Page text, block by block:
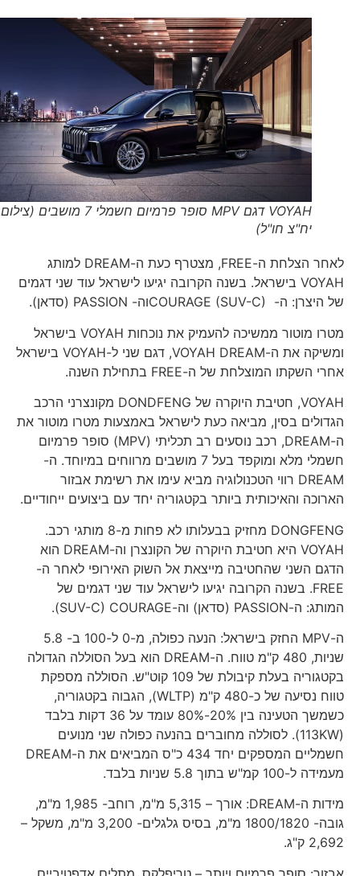
VOYAH דגם MPV סופר פרמיום חשמלי 7 מושבים (צילום
יח"צ חו"ל)
לאחר הצלחת ה-FREE, מצטרף כעת ה-DREAM למותג
VOYAH בישראל. בשנה הקרובה יגיעו לישראל עוד שני דגמים
של היצרן: ה- COURAGE (SUV-C)וה- PASSION (סדאן).
מטרו מוטור ממשיכה להעמיק את נוכחות VOYAH בישראל
ומשיקה את ה-VOYAH DREAM, דגם שני ל-VOYAH בישראל
אחרי השקתו המוצלחת של ה-FREE בתחילת השנה.
VOYAH, חטיבת היוקרה של DONDFENG מקונצרני הרכב
הגדולים בסין, מביאה כעת לישראל באמצעות מטרו מוטור את
ה-DREAM, רכב נוסעים רב תכליתי (MPV) סופר פרמיום
חשמלי מלא ומוקפד בעל 7 מושבים מרווחים במיוחד. ה-
DREAM רווי הטכנולוגיה מביא עימו את רשימת אבזור
הארוכה והאיכותית ביותר בקטגוריה יחד עם ביצועים ייחודיים.
DONGFENG מחזיק בבעלותו לא פחות מ-8 מותגי רכב.
VOYAH היא חטיבת היוקרה של הקונצרן וה-DREAM הוא
הדגם השני שהחטיבה מייצאת אל השוק האירופי לאחר ה-
FREE. בשנה הקרובה יגיעו לישראל עוד שני דגמים של
המותג: ה-PASSION (סדאן) וה-SUV-C) COURAGE).
ה-MPV החזק בישראל: הנעה כפולה, מ-0 ל-100 ב- 5.8
שניות, 480 ק"מ טווח. ה-DREAM הוא בעל הסוללה הגדולה
בקטגוריה בעלת קיבולת של 109 קוט"ש. הסוללה מספקת
טווח נסיעה של כ-480 ק"מ (WLTP), הגבוה בקטגוריה,
כשמשך הטעינה בין 20%-80% עומד על 36 דקות בלבד
(113KW). לסוללה מחוברים בהנעה כפולה שני מנועים
חשמליים המספקים יחד 434 כ"ס המביאים את ה-DREAM
מעמידה ל-100 קמ"ש בתוך 5.8 שניות בלבד.
מידות ה-DREAM: אורך – 5,315 מ"מ, רוחב- 1,985 מ"מ,
גובה- 1800/1820 מ"מ, בסיס גלגלים- 3,200 מ"מ, משקל –
2,692 ק"ג.